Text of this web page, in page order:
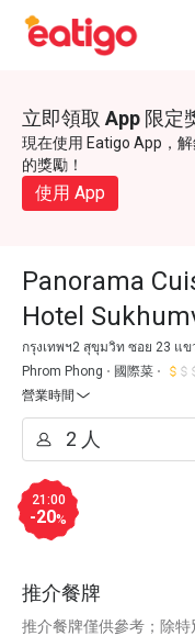
立即領取 App 限定
現在使用 Eatigo App，
的獎勵！
使用 App
Panorama
Hotel
กรุงเทพฯ2 สุขุมวิท ซอย 23 แ
Phrom Phong
國際菜
營業時間
21:00
-20%
推介餐牌
推介餐牌僅供參考；除